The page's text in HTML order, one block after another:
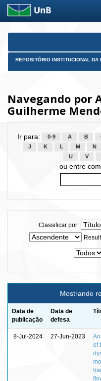
Skip
REPOSITÓRIO INSTITUCIONAL DA
Navegando por
Guilherme
Ir para: 0-9 A B
J
K L M N
U
V
ou entre
Classificar por:
Mostrando
Data de
publicação
Data de
defesa
8-Jul-2024 27-Jun-2023
of